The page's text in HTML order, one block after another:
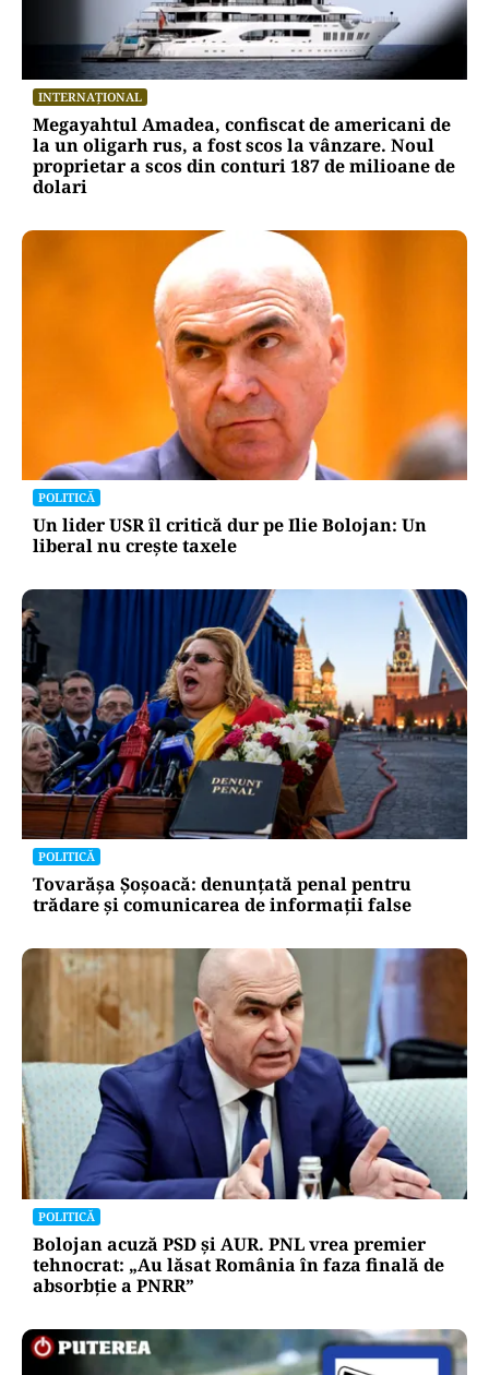
Alin Tișe atacă frontal conducerea PNL:
„România a devenit coșul de gunoi al
investitorilor”
Megayahtul Amadea, confiscat de americani de
la un oligarh rus, a fost scos la vânzare. Noul
proprietar a scos din conturi 187 de milioane de
dolari
POLITICĂ
Un lider USR îl critică dur pe Ilie Bolojan: Un
liberal nu crește taxele
POLITICĂ
Tovarășa Șoșoacă: denunțată penal pentru
trădare și comunicarea de informații false